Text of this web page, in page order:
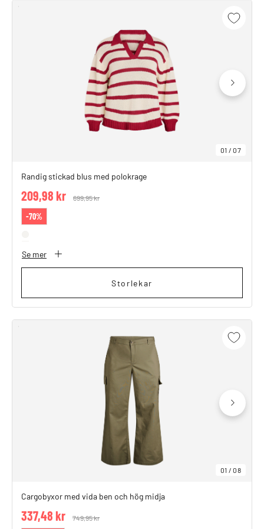
01 /07
Randig stickad blus med polokrage
Price reduced from
699,95 kr
209,98 kr
-70%
Se mer
Storlekar
01 /08
Cargobyxor med vida ben och hög midja
Price reduced from
749,95 kr
337,48 kr